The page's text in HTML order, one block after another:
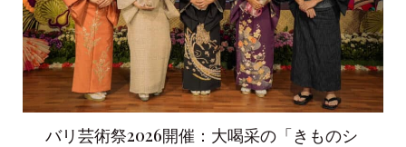
バリ芸術祭2026開催：大喝采の「きものシ